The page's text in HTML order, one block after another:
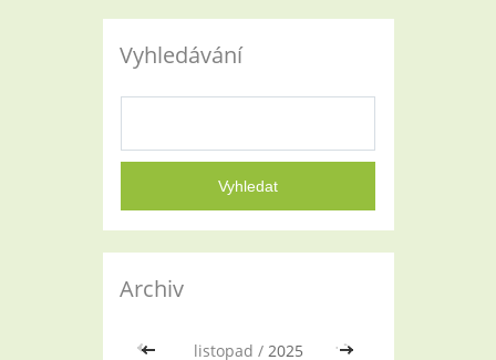
Vyhledávání
Archiv
<< listopad / 2025 >>